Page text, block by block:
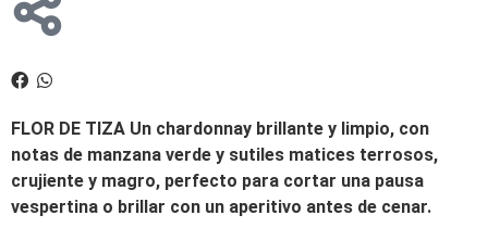
FLOR DE TIZA Un chardonnay brillante y limpio, con
notas de manzana verde y sutiles matices terrosos,
crujiente y magro, perfecto para cortar una pausa
vespertina o brillar con un aperitivo antes de cenar.